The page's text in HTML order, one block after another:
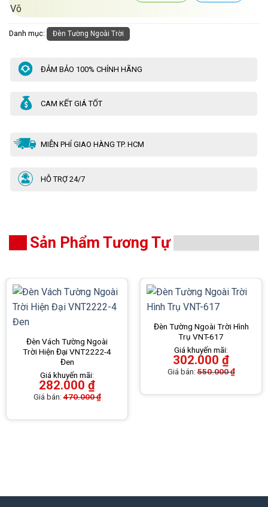
Danh mục: Đèn Tường Ngoài Trời
ĐẢM BẢO 100% CHÍNH HÃNG
CAM KẾT GIÁ TỐT
MIỄN PHÍ GIAO HÀNG TP. HCM
HỖ TRỢ 24/7
Sản Phẩm Tương Tự
Đèn Vách Tường Ngoài
Trời Hiện Đại VNT2222-4
Đen
Giá khuyến mãi:
282.000 ₫
Giá bán:470.000₫
Đèn Tường Ngoài Trời Hình
Trụ VNT-617
Giá khuyến mãi:
302.000 ₫
Giá bán:550.000₫